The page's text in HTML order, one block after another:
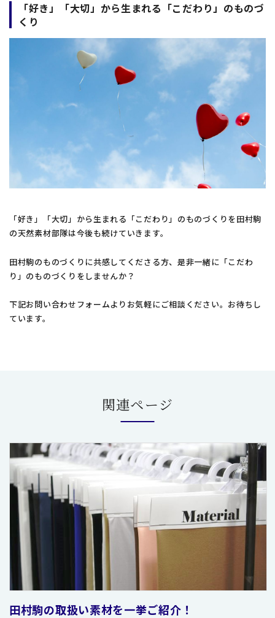
「好き」「大切」から生まれる「こだわり」のものづ
くり
「好き」「大切」から生まれる「こだわり」のものづくりを田村駒
の天然素材部隊は今後も続けていきます。
田村駒のものづくりに共感してくださる方、是非一緒に「こだわ
り」のものづくりをしませんか？
下記お問い合わせフォームよりお気軽にご相談ください。お待ちし
ています。
関連ページ
田村駒の取扱い素材を一挙ご紹介！